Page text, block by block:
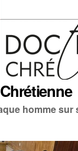
homme